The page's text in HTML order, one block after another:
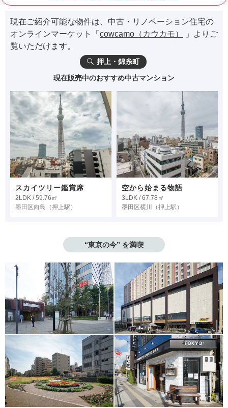
現在ご紹介可能な物件は、中古・リノベーション住宅の
オンラインマーケット「 cowcamo（カウカモ）
」よりご
覧いただけます。
押上・錦糸町
現在販売中のおすすめ中古マンション
スカイツリー鑑賞席
2LDK / 59.76㎡
墨田区向島 （押上駅）
空から始まる物語
3LDK / 67.78㎡
墨田区横川
（押上駅）
“東京の今” を満喫